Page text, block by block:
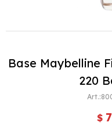
Base Maybelline
220
$